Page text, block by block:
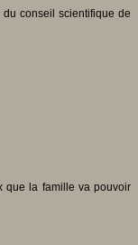
conseil scientifique de
que la famille va pouvoir